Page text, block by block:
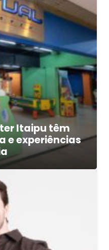
Itaipu têm
e experiências